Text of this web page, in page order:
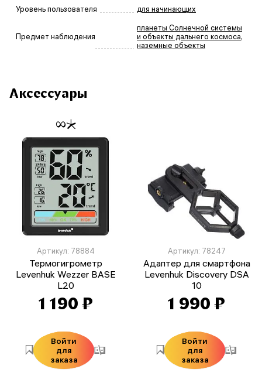
Уровень пользователя для начинающих
Предмет наблюдения
планеты Солнечной системы
и объекты дальнего космоса,
наземные объекты
Аксессуары
Артикул: 78884
Термогигрометр
Levenhuk Wezzer BASE
L20
1 190 ₽
Войти
для
заказа
Артикул: 78247
Адаптер для смартфона
Levenhuk Discovery DSA
10
1 990 ₽
Войти
для
заказа